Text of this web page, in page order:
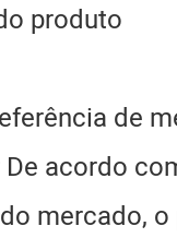
produto
de
acordo
mercado, o